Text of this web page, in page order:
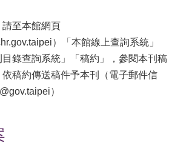
至本館網頁
）「本館線上查詢系統」
目錄查詢系統」「稿約」，參閱本刊稿
稿約傳送稿件予本刊（電子郵件信
）